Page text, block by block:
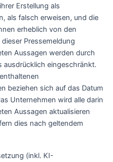
Erstellung als
als falsch erweisen, und die
erheblich von den
Pressemeldung
Aussagen werden durch
eingeschränkt.
beziehen sich auf das Datum
Unternehmen wird alle darin
Aussagen aktualisieren
dies nach geltendem
(inkl. KI-